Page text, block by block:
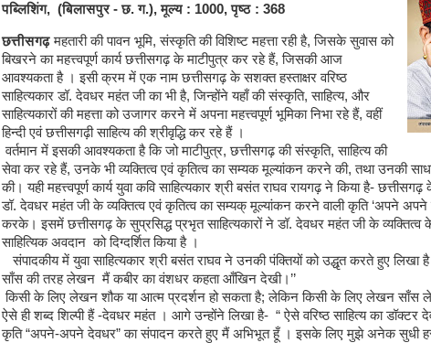
पब्लिशिंग, (बिलासपुर - छ. ग.), मूल्य : 1000, पृष्ठ : 368
छत्तीसगढ़महतारी की पावन भूमि, संस्कृति की विशिष्ट महत्ता रही है, जिसके सुवास को
बिखरने का महत्त्वपूर्ण कार्य छत्तीसगढ़ के माटीपुत्र कर रहे हैं, जिसकी आज
आवश्यकता है । इसी क्रम में एक नाम छत्तीसगढ़ के सशक्त हस्ताक्षर वरिष्ठ
साहित्यकार डॉ. देवधर महंत जी का भी है, जिन्होंने यहाँ की संस्कृति, साहित्य, और
साहित्यकारों की महत्ता को उजागर करने में अपना महत्त्वपूर्ण भूमिका निभा रहे हैं, वहीं
हिन्दी एवं छत्तीसगढ़ी साहित्य की श्रीवृद्धि कर रहे हैं ।
वर्तमान में इसकी आवश्यकता है कि जो माटीपुत्र, छत्तीसगढ़ की संस्कृति, साहित्य की
सेवा कर रहे हैं, उनके भी व्यक्तित्व एवं कृतित्व का सम्यक मूल्यांकन करने की, तथा उनकी
की। यही महत्त्वपूर्ण कार्य युवा कवि साहित्यकार श्री बसंत राघव रायगढ़ ने किया है- छत्तीसगढ़
डॉ. देवधर महंत जी के व्यक्तित्व एवं कृतित्व का सम्यक् मूल्यांकन करने वाली कृति ‘अपने
करके। इसमें छत्तीसगढ़ के सुप्रसिद्ध प्रभृत साहित्यकारों ने डॉ. देवधर महंत जी के
साहित्यिक अवदान को दिग्दर्शित किया है ।
संपादकीय में युवा साहित्यकार श्री बसंत राघव ने उनकी पंक्तियों को उद्धृत करते हुए लिखा है
साँस की तरह लेखन मैं कबीर का वंशधर कहता आँखिन देखी।’’
किसी के लिए लेखन शौक या आत्म प्रदर्शन हो सकता है; लेकिन किसी के लिए लेखन साँस
ऐसे ही शब्द शिल्पी हैं -देवधर महंत । आगे उन्होंने लिखा है- “ ऐसे वरिष्ठ साहित्य का डॉक्टर
कृति “अपने-अपने देवधर” का संपादन करते हुए मैं अभिभूत हूँ । इसके लिए मुझे अनेक सुधी